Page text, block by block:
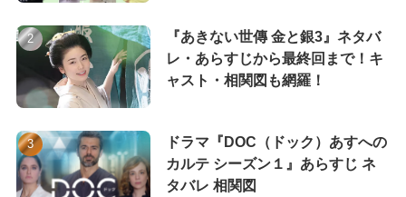
『あきない世傳 金と銀3』ネタバ
レ・あらすじから最終回まで！キ
ャスト・相関図も網羅！
ドラマ『DOC（ドック）あすへの
カルテ シーズン１』あらすじ ネ
タバレ 相関図